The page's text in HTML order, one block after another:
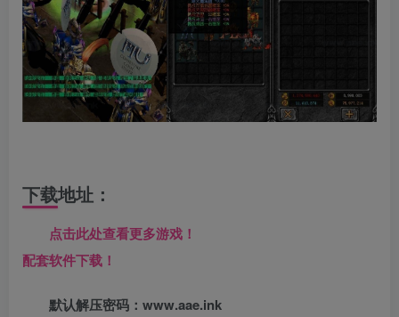
下载地址：
点击此处查看更多游戏！
配套软件下载！
默认解压密码：www.aae.ink